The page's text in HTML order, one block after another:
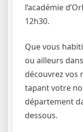
l’académie
12h30.
Que vous
ou ailleurs
découvrez vos
tapant votre
département
dessous.